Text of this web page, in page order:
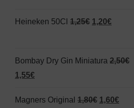
era:
Heineken 50Cl 1,25€ El
era:
1,20€El
es:
Bombay Dry Gin Miniatura 2,50€
El
original
1,55€El
actual
Magners Original 1,80€ El
1,60€El